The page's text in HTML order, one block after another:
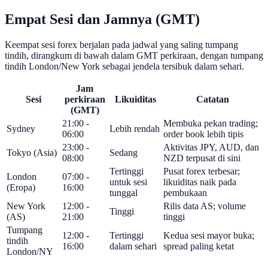
Empat Sesi dan Jamnya (GMT)
Keempat sesi forex berjalan pada jadwal yang saling tumpang
tindih, dirangkum di bawah dalam GMT perkiraan, dengan tumpang
tindih London/New York sebagai jendela tersibuk dalam sehari.
Sesi
Jam
perkiraan
(GMT)
Likuiditas Catatan
Sydney
21:00 -
06:00
Lebih rendah
Membuka pekan trading;
order book lebih tipis
Tokyo (Asia)
23:00 -
08:00
Sedang
Aktivitas JPY, AUD, dan
NZD terpusat di sini
London
(Eropa)
07:00 -
16:00
Tertinggi
untuk sesi
tunggal
Pusat forex terbesar;
likuiditas naik pada
pembukaan
New York
(AS)
12:00 -
21:00
Tinggi
Rilis data AS; volume
tinggi
Tumpang
tindih
London/NY
12:00 -
16:00
Tertinggi
dalam sehari
Kedua sesi mayor buka;
spread paling ketat